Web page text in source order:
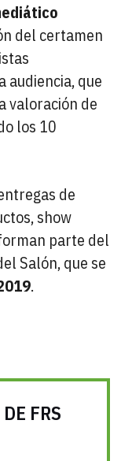
del certamen
audiencia, que
valoración de
los 10
de
show
parte del
Salón, que se
.
FRS